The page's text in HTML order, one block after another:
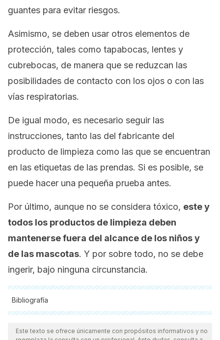
guantes para evitar riesgos.
Asimismo, se deben usar otros elementos de
protección, tales como tapabocas, lentes y
cubrebocas, de manera que se reduzcan las
posibilidades de contacto con los ojos o con las
vías respiratorias.
De igual modo, es necesario seguir las
instrucciones, tanto las del fabricante del
producto de limpieza como las que se encuentran
en las etiquetas de las prendas. Si es posible, se
puede hacer una pequeña prueba antes.
Por último, aunque no se considera tóxico, este y
todos los productos de limpieza deben
mantenerse fuera del alcance de los niños y
de las mascotas. Y por sobre todo, no se debe
ingerir, bajo ninguna circunstancia.
Bibliografía
Todas las fuentes citadas fueron revisadas a profundidad por
nuestro equipo, para asegurar su calidad, confiabilidad,
Este texto se ofrece únicamente con propósitos informativos y no